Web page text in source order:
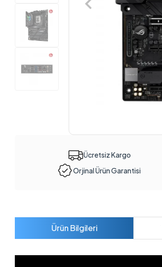
Ücretsiz Kargo
Orjinal Ürün Garantisi
Ürün Bilgileri